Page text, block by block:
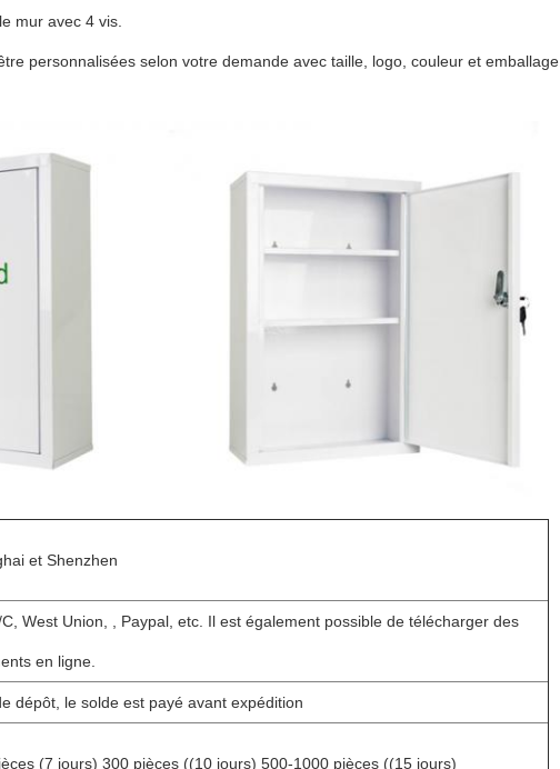
mur avec 4 vis.
personnalisées selon votre demande avec taille, logo, couleur et emballage.
et Shenzhen
West Union, , Paypal, etc. Il est également possible de télécharger des
en ligne.
dépôt, le solde est payé avant expédition
(7 jours) 300 pièces ((10 jours) 500-1000 pièces ((15 jours)